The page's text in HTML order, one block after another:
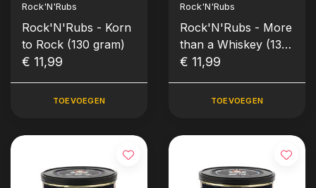
Rock'N'Rubs
Rock'N'Rubs - Korn
to Rock (130 gram)
€ 11,99
TOEVOEGEN
Rock'N'Rubs
Rock'N'Rubs - More
than a Whiskey (130
gram)
€ 11,99
TOEVOEGEN